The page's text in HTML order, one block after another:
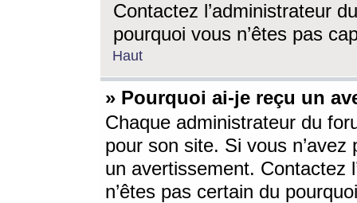
Contactez l’administrateur
pourquoi vous n’êtes pas
Haut
» Pourquoi ai-je reçu un
Chaque administrateur du
pour son site. Si vous
un avertissement. Contactez
n’êtes pas certain du